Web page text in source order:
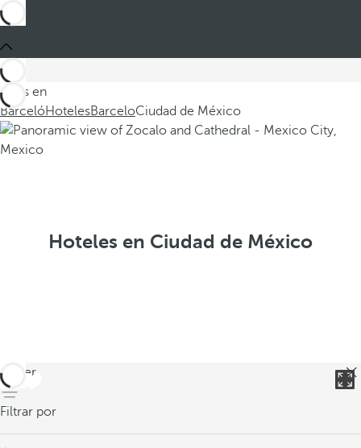
Estás en
BarcelóHotelesBarceloCiudad de México
Hoteles en Ciudad de México
volver
Filtrar por